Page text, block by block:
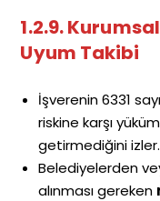
1.2.9.
Uyum Takibi
İşverenin 6331
riskine karşı
getirmediğini izler.
Belediyelerden
alınması gereken